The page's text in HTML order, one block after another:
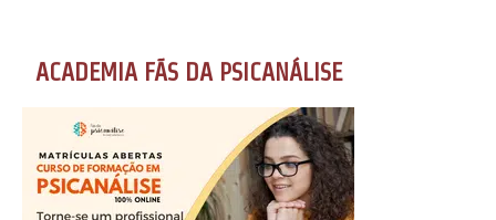
ACADEMIA FÃS DA PSICANÁLISE